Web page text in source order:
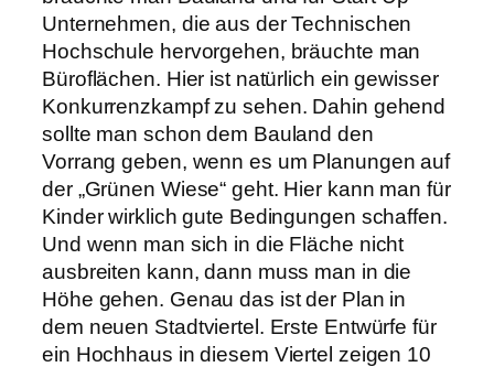
Unternehmen, die aus der Technischen
Hochschule hervorgehen, bräuchte man
Büroflächen. Hier ist natürlich ein gewisser
Konkurrenzkampf zu sehen. Dahin gehend
sollte man schon dem Bauland den
Vorrang geben, wenn es um Planungen auf
der „Grünen Wiese“ geht. Hier kann man für
Kinder wirklich gute Bedingungen schaffen.
Und wenn man sich in die Fläche nicht
ausbreiten kann, dann muss man in die
Höhe gehen. Genau das ist der Plan in
dem neuen Stadtviertel. Erste Entwürfe für
ein Hochhaus in diesem Viertel zeigen 10